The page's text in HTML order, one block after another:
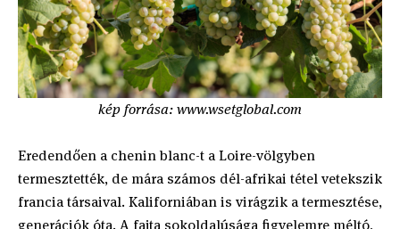
kép forrása: www.wsetglobal.com
Eredendően a chenin blanc-t a Loire-völgyben
termesztették, de mára számos dél-afrikai tétel vetekszik
francia társaival. Kaliforniában is virágzik a termesztése,
generációk óta. A fajta sokoldalúsága figyelemre méltó,